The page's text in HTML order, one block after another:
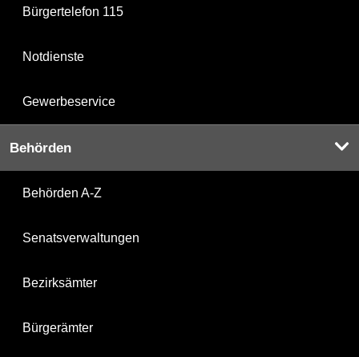
Bürgertelefon 115
Notdienste
Gewerbeservice
Behörden
Behörden A-Z
Senatsverwaltungen
Bezirksämter
Bürgerämter